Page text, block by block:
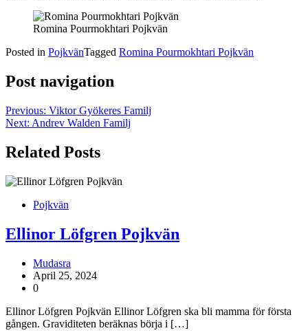
Romina Pourmokhtari Pojkvän
Posted in PojkvänTagged Romina Pourmokhtari Pojkvän
Post navigation
Previous: Viktor Gyökeres Familj
Next: Andrev Walden Familj
Related Posts
Pojkvän
Ellinor Löfgren Pojkvän
Mudasra
April 25, 2024
0
Ellinor Löfgren Pojkvän Ellinor Löfgren ska bli mamma för första
gången. Graviditeten beräknas börja i […]